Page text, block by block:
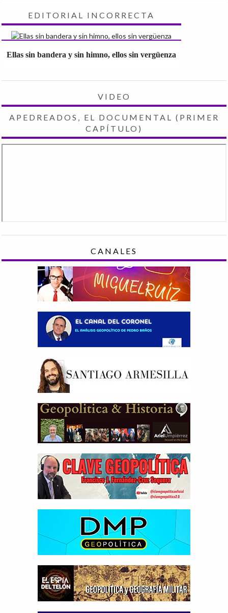
EDITORIAL INCORRECTA
Ellas sin bandera y sin himno, ellos sin vergüenza
VIDEO
APEDREADOS, EL DOCUMENTAL (PRIMER
CAPÍTULO)
CANALES